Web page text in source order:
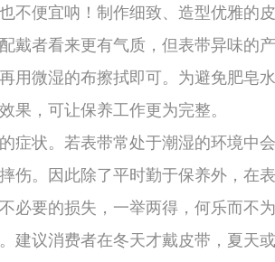
不便宜呐！制作细致、造型优雅的
戴者看来更有气质，但表带异味的
用微湿的布擦拭即可。为避免肥皂
果，可让保养工作更为完整。
状。若表带常处于潮湿的环境中
伤。因此除了平时勤于保养外，在
必要的损失，一举两得，何乐而不为
议消费者在冬天才戴皮带，夏天或